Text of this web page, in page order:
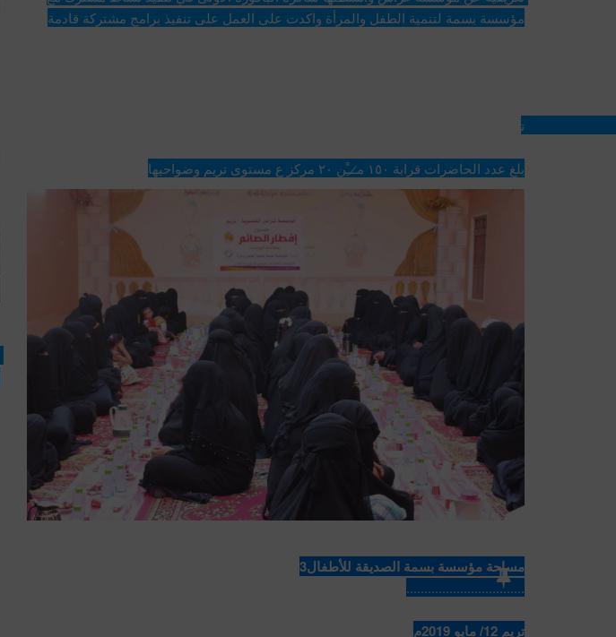
مؤسسة بسمة لتنمية الطفل والمرأة واكدت على العمل على تنفيذ برامج مشتركة قادمة
تخلل الافطار العديد من البرامج الثقافية والفكاهية الهادفة قدمها مجموعة من المعلمات
بلغ عدد الحاضرات قرابة ١٥٠ م̷ـــِْن ٢٠ مركز ع مستوى تريم وضواحيها
مساحة مؤسسة بسمة الصديقة للأطفال3
.................................
تريم 12/ مايو 2019م